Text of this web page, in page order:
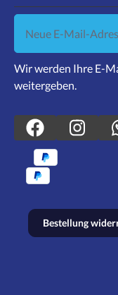
Neue E-Mail-Adresse
Wir werden Ihre E-
weitergeben.
Bestellung